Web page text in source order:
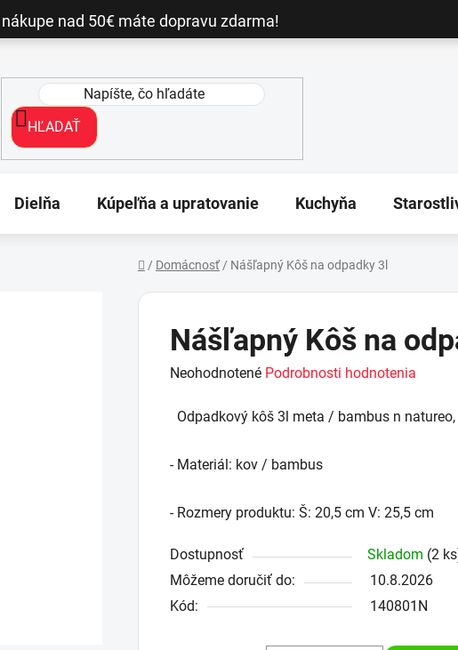
nákupe nad 50€ máte dopravu zdarma!
HĽADAŤ
Dielňa Kúpeľňa a upratovanie Kuchyňa
/ Domácnosť / Nášľapný Kôš na odpadky 3l
Nášľapný Kôš na
Priemerné
produktu
0,0
5
Neohodnotené Podrobnosti hodnotenia
Odpadkový kôš 3l meta / bambus n
- Materiál: kov / bambus
- Rozmery produktu: Š: 20,5 cm V: 25,5 cm
Dostupnosť Skladom (2
Môžeme doručiť do:
10.8.2026
Kód:
140801N